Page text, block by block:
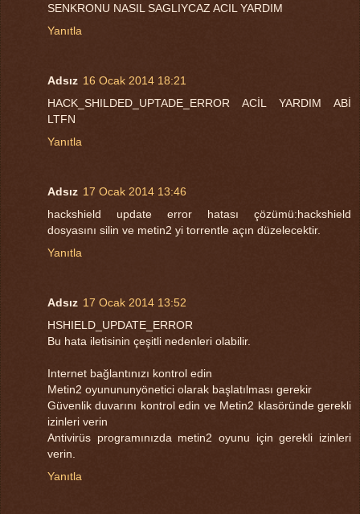
SENKRONU NASIL SAGLIYCAZ ACIL YARDIM
Yanıtla
Adsız 16 Ocak 2014 18:21
HACK_SHILDED_UPTADE_ERROR ACİL YARDIM ABİ
LTFN
Yanıtla
Adsız 17 Ocak 2014 13:46
hackshield update error hatası çözümü:hackshield
dosyasını silin ve metin2 yi torrentle açın düzelecektir.
Yanıtla
Adsız 17 Ocak 2014 13:52
HSHIELD_UPDATE_ERROR
Bu hata iletisinin çeşitli nedenleri olabilir.
Internet bağlantınızı kontrol edin
Metin2 oyunununyönetici olarak başlatılması gerekir
Güvenlik duvarını kontrol edin ve Metin2 klasöründe gerekli
izinleri verin
Antivirüs programınızda metin2 oyunu için gerekli izinleri
verin.
Yanıtla